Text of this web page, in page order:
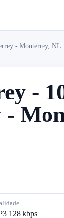
- Monterrey, NL
-
-
128 kbps